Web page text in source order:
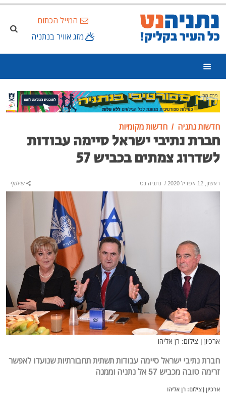
המייל הכתום
מזג אוויר בנתניה
פרסומת
חדשות נתניה חדשות מקומיות
חברת נתיבי ישראל סיימה עבודות
לשדרוג צמתים בכביש 57
ראשון, 12 אפריל 2020 / נתניה נט שיתוף
ארכיון | צילום: רן אליהו
חברת נתיבי ישראל סיימה עבודות תשתית תחבורתיות שנועדו לאפשר
זרימה טובה מכביש 57 אל נתניה וממנה
ארכיון | צילום: רן אליהו